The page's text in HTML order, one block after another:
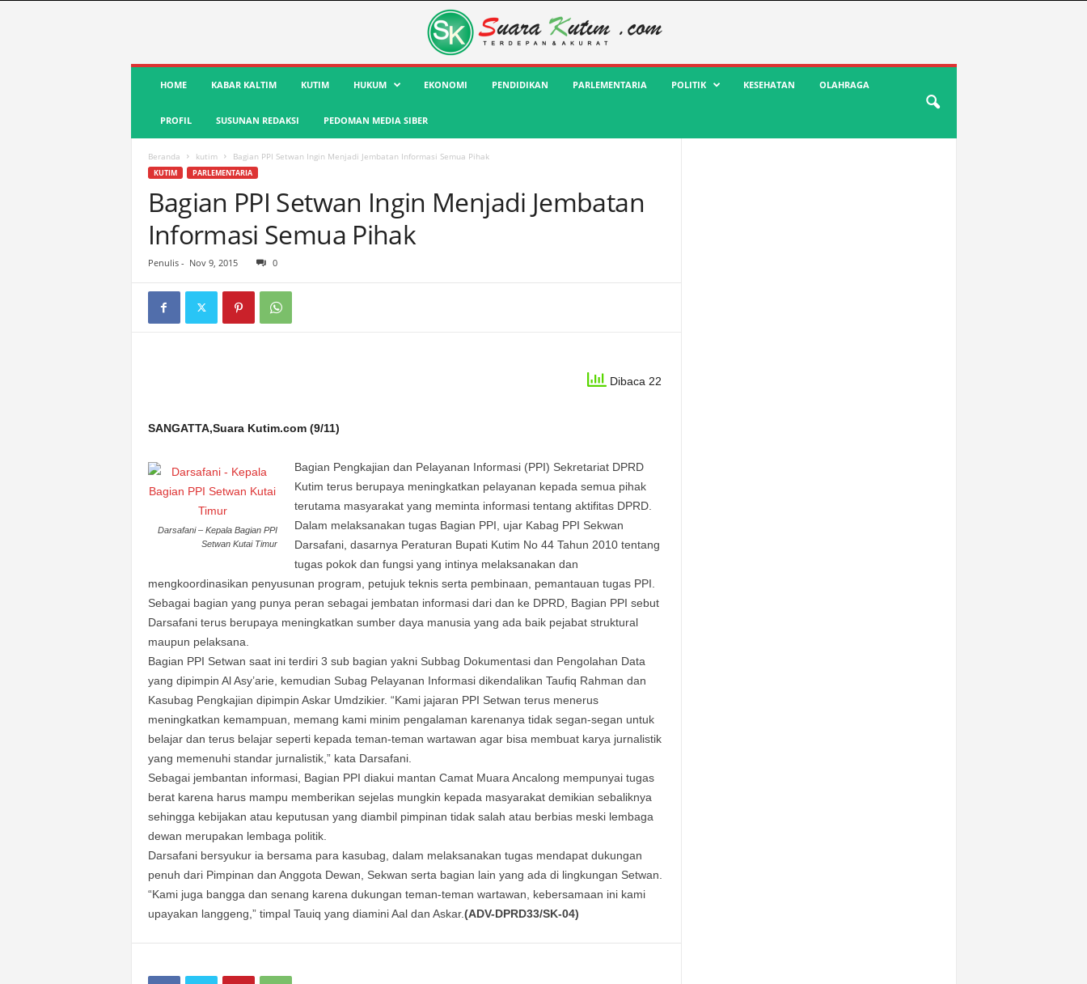
a
HOME KABAR KALTIM KUTIM HUKUM EKONOMI PENDIDIKAN PARLEMENTARIA POLITIK KESEHATAN OLAHRAGA
PROFIL SUSUNAN REDAKSI PEDOMAN MEDIA SIBER
Beranda kutim Bagian PPI Setwan Ingin Menjadi Jembatan Informasi Semua Pihak
KUTIM PARLEMENTARIA
Bagian PPI Setwan Ingin Menjadi Jembatan
Informasi Semua Pihak
Penulis - Nov 9, 2015 0
Dibaca 22
SANGATTA,Suara Kutim.com (9/11)
Darsafani – Kepala Bagian PPI
Setwan Kutai Timur
Bagian Pengkajian dan Pelayanan Informasi (PPI) Sekretariat DPRD
Kutim terus berupaya meningkatkan pelayanan kepada semua pihak
terutama masyarakat yang meminta informasi tentang aktifitas DPRD.
Dalam melaksanakan tugas Bagian PPI, ujar Kabag PPI Sekwan
Darsafani, dasarnya Peraturan Bupati Kutim No 44 Tahun 2010 tentang
tugas pokok dan fungsi yang intinya melaksanakan dan
mengkoordinasikan penyusunan program, petujuk teknis serta pembinaan, pemantauan tugas PPI.
Sebagai bagian yang punya peran sebagai jembatan informasi dari dan ke DPRD, Bagian PPI sebut
Darsafani terus berupaya meningkatkan sumber daya manusia yang ada baik pejabat struktural
maupun pelaksana.
Bagian PPI Setwan saat ini terdiri 3 sub bagian yakni Subbag Dokumentasi dan Pengolahan Data
yang dipimpin Al Asy’arie, kemudian Subag Pelayanan Informasi dikendalikan Taufiq Rahman dan
Kasubag Pengkajian dipimpin Askar Umdzikier. “Kami jajaran PPI Setwan terus menerus
meningkatkan kemampuan, memang kami minim pengalaman karenanya tidak segan-segan untuk
belajar dan terus belajar seperti kepada teman-teman wartawan agar bisa membuat karya jurnalistik
yang memenuhi standar jurnalistik,” kata Darsafani.
Sebagai jembantan informasi, Bagian PPI diakui mantan Camat Muara Ancalong mempunyai tugas
berat karena harus mampu memberikan sejelas mungkin kepada masyarakat demikian sebaliknya
sehingga kebijakan atau keputusan yang diambil pimpinan tidak salah atau berbias meski lembaga
dewan merupakan lembaga politik.
Darsafani bersyukur ia bersama para kasubag, dalam melaksanakan tugas mendapat dukungan
penuh dari Pimpinan dan Anggota Dewan, Sekwan serta bagian lain yang ada di lingkungan Setwan.
“Kami juga bangga dan senang karena dukungan teman-teman wartawan, kebersamaan ini kami
upayakan langgeng,” timpal Tauiq yang diamini Aal dan Askar.(ADV-DPRD33/SK-04)